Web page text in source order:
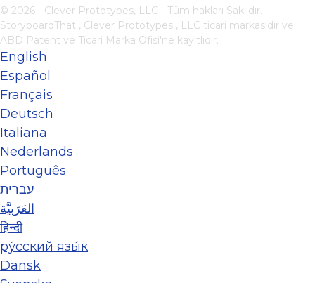
© 2026 - Clever Prototypes, LLC - Tüm hakları Saklıdır.
StoryboardThat , Clever Prototypes , LLC ticari markasıdır ve
ABD Patent ve Ticari Marka Ofisi'ne kayıtlıdır.
English
Español
Français
Deutsch
Italiana
Nederlands
Português
עברית
العَرَبِيَّة
हिन्दी
ру́сский язы́к
Dansk